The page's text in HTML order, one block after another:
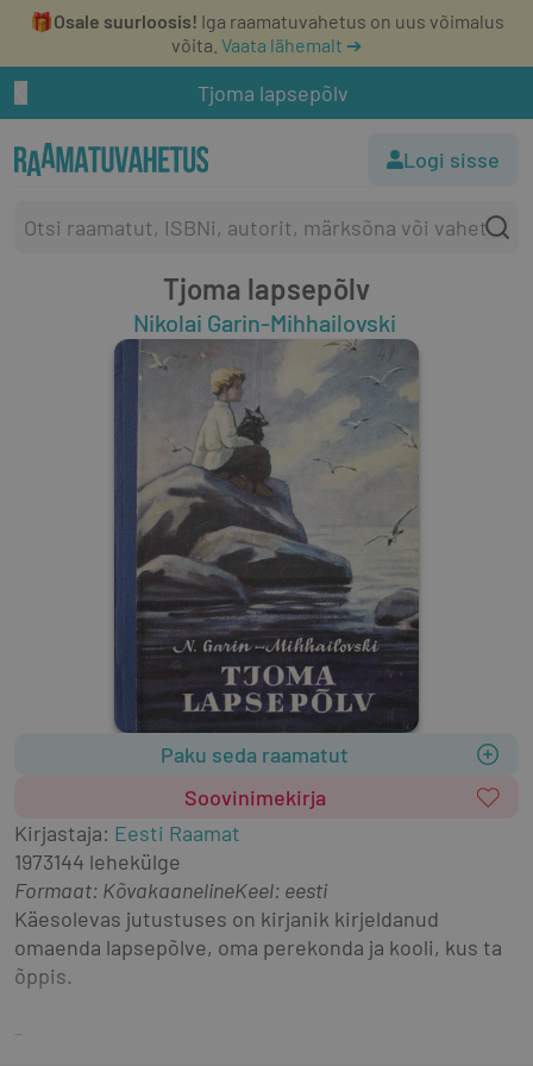
🎁Osale suurloosis! Iga raamatuvahetus on uus võimalus
võita. Vaata lähemalt ➔
Tjoma lapsepõlv
Logi sisse
Tjoma lapsepõlv
Nikolai Garin-Mihhailovski
Paku seda raamatut
Soovinimekirja
Kirjastaja: Eesti Raamat
1973144 lehekülge
Formaat: KõvakaanelineKeel: eesti
Käesolevas jutustuses on kirjanik kirjeldanud
omaenda lapsepõlve, oma perekonda ja kooli, kus ta
õppis.
-